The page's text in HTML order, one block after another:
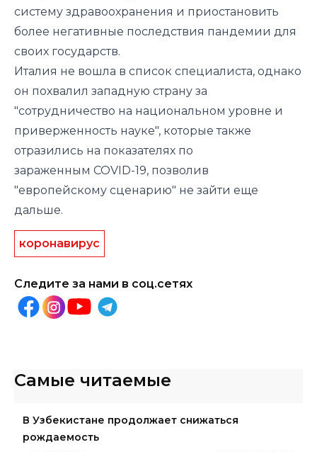
систему здравоохранения и приостановить
более негативные последствия пандемии для
своих государств.
Италия не вошла в список специалиста, однако
он похвалил западную страну за
"сотрудничество на национальном уровне и
приверженность науке", которые также
отразились на показателях по
зараженным COVID-19, позволив
"европейскому сценарию" не зайти еще
дальше.
коронавирус
Следите за нами в соц.сетях
Самые читаемые
В Узбекистане продолжает снижаться
рождаемость